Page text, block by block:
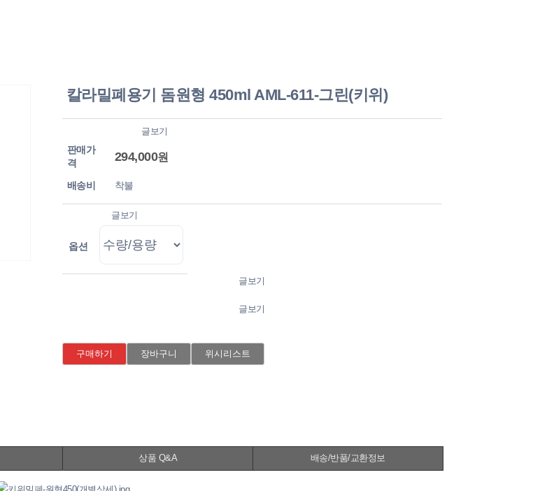
칼라밀폐용기 돔원형 450ml AML-611-그린(키위)
글보기
판매가
격
294,000원
배송비
글보기
옵션
글보기
글보기
구매하기 장바구니 위시리스트
상품 Q&A 배송/반품/교환정보